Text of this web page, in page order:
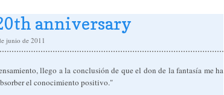
anniversary
junio de 2011
llego a la conclusión de que el don de la fantasía me ha
el conocimiento positivo."